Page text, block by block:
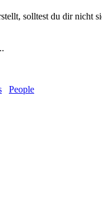
solltest du dir nicht
People